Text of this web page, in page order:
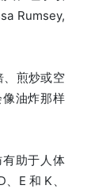
Rumsey,
、煎炒或空
油炸那样
助于人体
E 和 K、